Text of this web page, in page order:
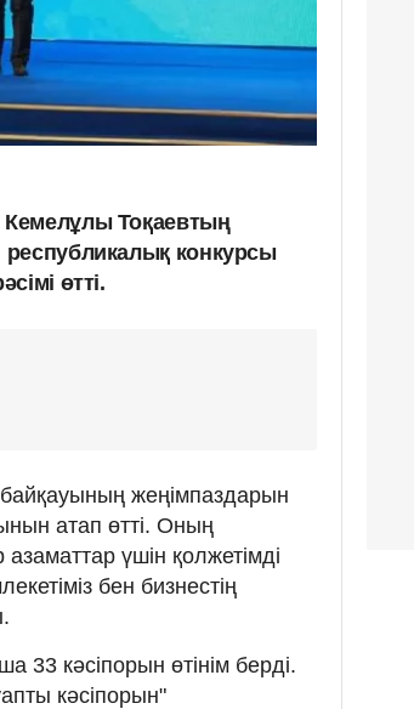
Тоқаевтың
конкурсы
өтті.
жеңімпаздарын
атап өтті. Оның
үшін қолжетімді
бен бизнестің
кәсіпорын өтінім берді.
кәсіпорын"